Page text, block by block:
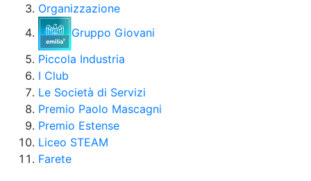
Organizzazione
Gruppo Giovani
Piccola Industria
I Club
Le Società di Servizi
Premio Paolo Mascagni
Premio Estense
Liceo STEAM
Farete